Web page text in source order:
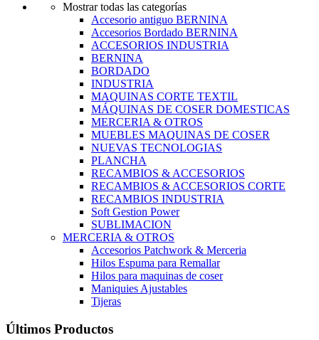
Mostrar todas las categorías
Accesorio antiguo BERNINA
Accesorios Bordado BERNINA
ACCESORIOS INDUSTRIA
BERNINA
BORDADO
INDUSTRIA
MAQUINAS CORTE TEXTIL
MÁQUINAS DE COSER DOMESTICAS
MERCERIA & OTROS
MUEBLES MAQUINAS DE COSER
NUEVAS TECNOLOGIAS
PLANCHA
RECAMBIOS & ACCESORIOS
RECAMBIOS & ACCESORIOS CORTE
RECAMBIOS INDUSTRIA
Soft Gestion Power
SUBLIMACION
MERCERIA & OTROS
Accesorios Patchwork & Merceria
Hilos Espuma para Remallar
Hilos para maquinas de coser
Maniquies Ajustables
Tijeras
Últimos Productos